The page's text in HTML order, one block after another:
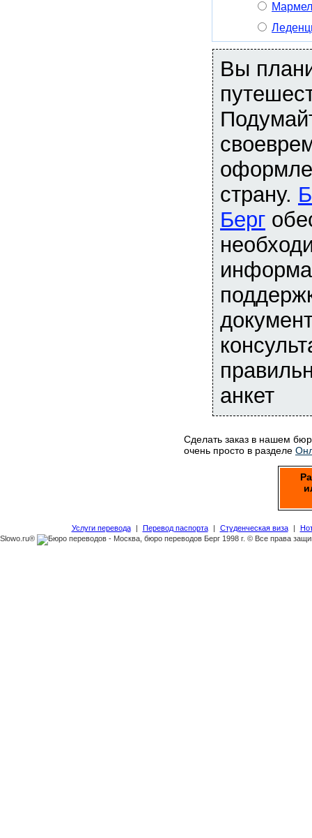
Вы
страну.
Берг
анкет
Сделать заказ в нашем
очень просто в разделе
Услуги перевода | Перевод паспорта | Студенческая виза |
Slowo.ru®
1998 г. © Все права